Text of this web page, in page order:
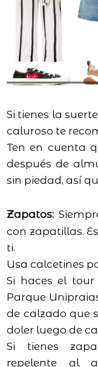
Si tienes la
caluroso te
Ten en cuenta
después de
sin piedad, así
Zapatos:
con zapatillas.
ti.
Usa calcetines
Si haces el
Parque
de calzado que
doler luego de
Si tienes
repelente al